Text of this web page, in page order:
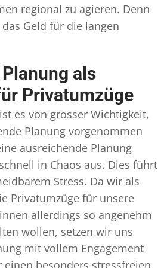
regional zu agieren. Denn
Geld für die langen
als
Privatumzüge
es von grosser Wichtigkeit,
Planung vorgenommen
ausreichende Planung
in Chaos aus. Dies führt
Stress. Da wir als
Privatumzüge für unsere
allerdings so angenehm
wollen, setzen wir uns
mit vollem Engagement
besonders stressfreien